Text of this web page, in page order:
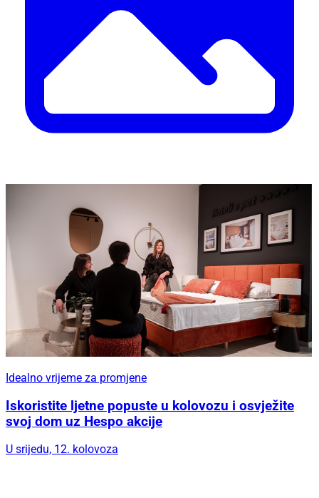
Idealno vrijeme za promjene
Iskoristite ljetne popuste u kolovozu i osvježite
svoj dom uz Hespo akcije
U srijedu, 12. kolovoza